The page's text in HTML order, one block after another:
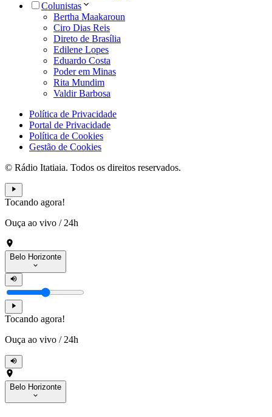
Colunistas
Bertha Maakaroun
Ciro Dias Reis
Direto de Brasília
Edilene Lopes
Eduardo Costa
Poder em Minas
Rita Mundim
Valdir Barbosa
Política de Privacidade
Portal de Privacidade
Política de Cookies
Gestão de Cookies
© Rádio Itatiaia. Todos os direitos reservados.
Tocando agora!
Ouça ao vivo / 24h
Belo Horizonte
Tocando agora!
Ouça ao vivo / 24h
Belo Horizonte